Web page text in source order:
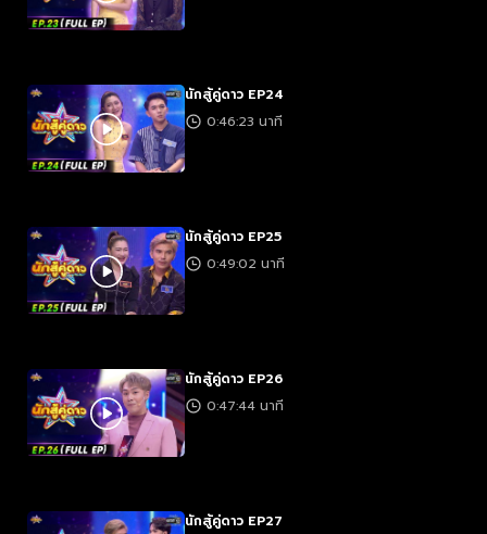
นักสู้คู่ดาว EP24
0:46:23 นาที
นักสู้คู่ดาว EP25
0:49:02 นาที
นักสู้คู่ดาว EP26
0:47:44 นาที
นักสู้คู่ดาว EP27